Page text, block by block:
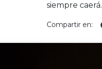
siempre caerá.
Compartir en: